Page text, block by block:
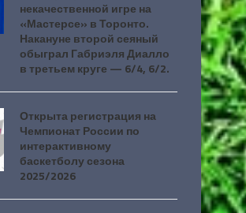
некачественной игре на
«Мастерсе» в Торонто.
Накануне второй сеяный
обыграл Габриэля Диалло
в третьем круге — 6/4, 6/2.
Открыта регистрация на
Чемпионат России по
интерактивному
баскетболу сезона
2025/2026